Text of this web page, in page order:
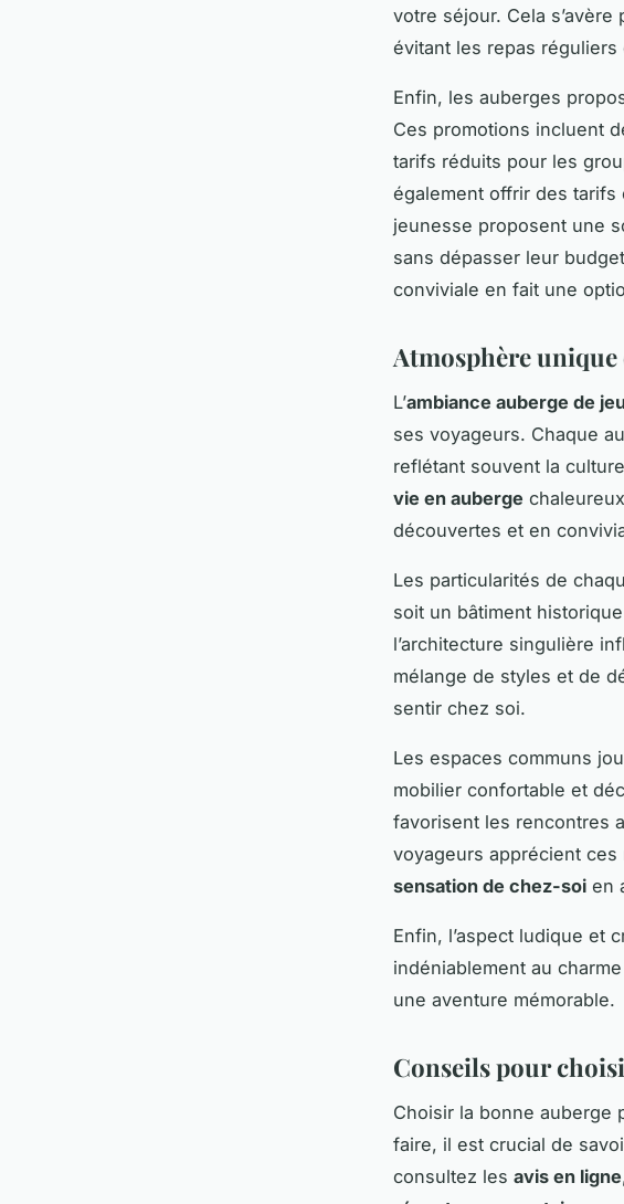
votre séjour. Cela
évitant les repas
Enfin, les auberges
Ces promotions incluent
tarifs réduits pour les
également offrir des tarifs
jeunesse proposent une
sans dépasser leur
conviviale en fait une
Atmosphère unique
L’ambiance auberge de
ses voyageurs. Chaque
reflétant souvent la
vie en auberge
découvertes et en
Les particularités de
soit un bâtiment
l’architecture singulière
mélange de styles et de
sentir chez soi.
Les espaces communs
mobilier confortable et
favorisent les rencontres
voyageurs apprécient
sensation de chez-soi en
Enfin, l’aspect ludique et
indéniablement au
une aventure mémorable.
Conseils pour
Choisir la bonne auberge
faire, il est crucial de
consultez les avis en ligne